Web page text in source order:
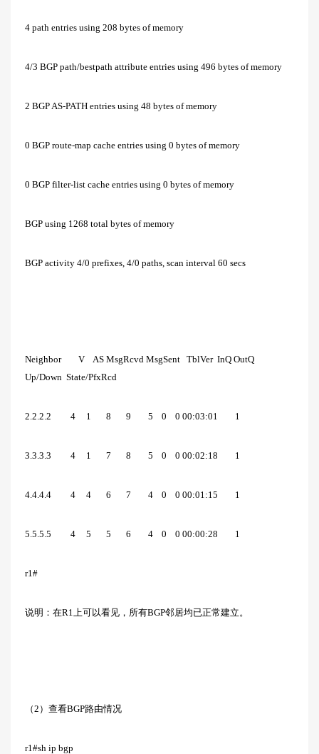
4 path entries using 208 bytes of memory
4/3 BGP path/bestpath attribute entries using 496 bytes of memory
2 BGP AS-PATH entries using 48 bytes of memory
0 BGP route-map cache entries using 0 bytes of memory
0 BGP filter-list cache entries using 0 bytes of memory
BGP using 1268 total bytes of memory
BGP activity 4/0 prefixes, 4/0 paths, scan interval 60 secs
Neighbor V AS MsgRcvd MsgSent TblVer InQ OutQ
Up/Down State/PfxRcd
2.2.2.2 4 1 8 9 5 0 0 00:03:01 1
3.3.3.3 4 1 7 8 5 0 0 00:02:18 1
4.4.4.4 4 4 6 7 4 0 0 00:01:15 1
5.5.5.5 4 5 5 6 4 0 0 00:00:28 1
r1#
说明：在R1上可以看见，所有BGP邻居均已正常建立。
（2）查看BGP路由情况
r1#sh ip bgp